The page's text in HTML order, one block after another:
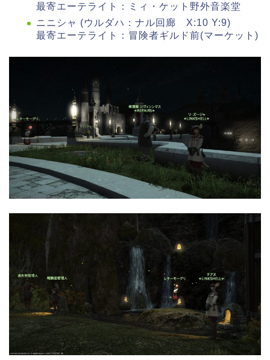
最寄エーテライト：ミィ・ケット野外音楽堂
ニニシャ (ウルダハ：ナル回廊 X:10 Y:9)
最寄エーテライト：冒険者ギルド前(マーケット)